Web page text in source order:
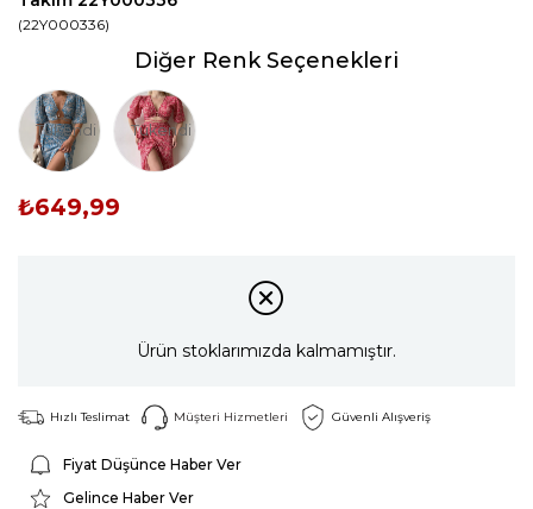
(22Y000336)
Diğer Renk Seçenekleri
Tükendi Tükendi
₺649,99
Ürün stoklarımızda kalmamıştır.
Hızlı Teslimat Müşteri Hizmetleri Güvenli Alışveriş
Fiyat Düşünce Haber Ver
Gelince Haber Ver